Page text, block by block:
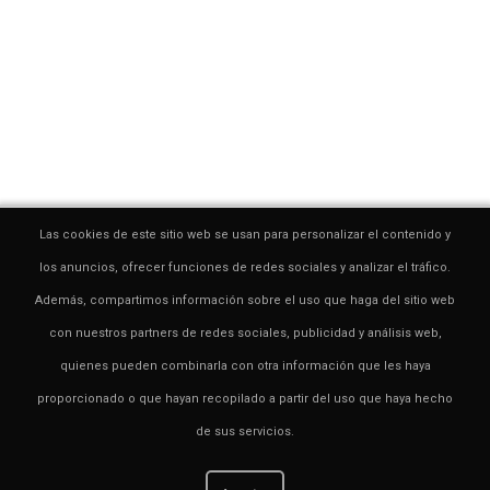
Las cookies de este sitio web se usan para personalizar el contenido y
los anuncios, ofrecer funciones de redes sociales y analizar el tráfico.
Además, compartimos información sobre el uso que haga del sitio web
con nuestros partners de redes sociales, publicidad y análisis web,
quienes pueden combinarla con otra información que les haya
proporcionado o que hayan recopilado a partir del uso que haya hecho
de sus servicios.